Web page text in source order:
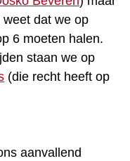
dat we op
6 moeten halen.
staan we op
(die recht heeft op
aanvallend